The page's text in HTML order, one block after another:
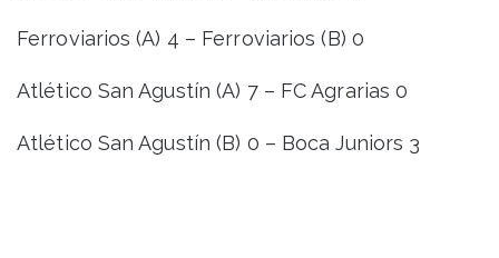
Ferroviarios (A) 4 – Ferroviarios (B) 0
Atlético San Agustín (A) 7 – FC Agrarias 0
Atlético San Agustín (B) 0 – Boca Juniors 3